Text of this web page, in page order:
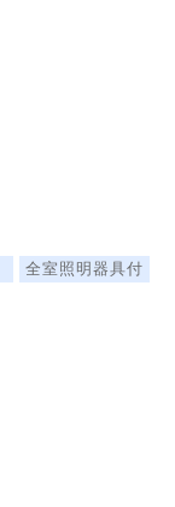
全室照明器具付